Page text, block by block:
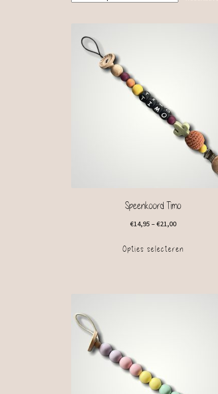
Speenkoord Timo
€14,95 –€21,00
Opties selecteren